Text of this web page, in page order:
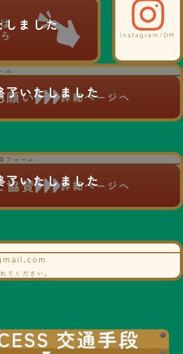
Instagram/DM
ム
願い 詳細ページへ
フォーム
協賛 詳細ページへ
ください。
交通手段